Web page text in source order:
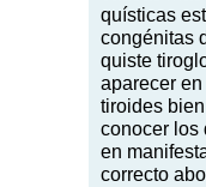
quísticas
congénitas
quiste
aparecer
tiroides
conocer los
en
correcto